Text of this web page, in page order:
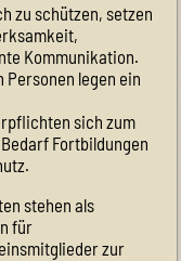
zu schützen, setzen
Kommunikation.
Personen legen ein
sich zum
Fortbildungen
stehen als
für
zur